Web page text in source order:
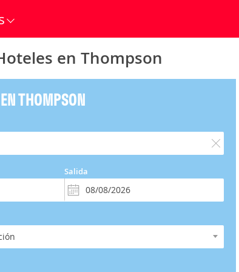
en Thompson
THOMPSON
Salida